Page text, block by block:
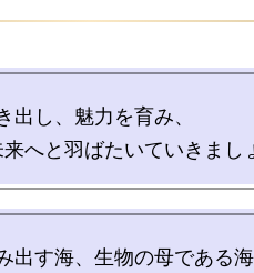
出し、魅力を育み、
出す海、生物の母である